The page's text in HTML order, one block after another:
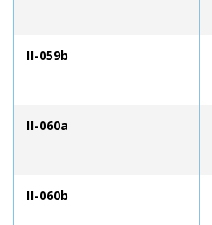
II-059b
II-060a
II-060b